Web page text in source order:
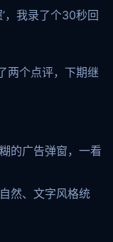
，我录了个30秒回
两个点评，下期继
的广告弹窗，一看
然、文字风格统